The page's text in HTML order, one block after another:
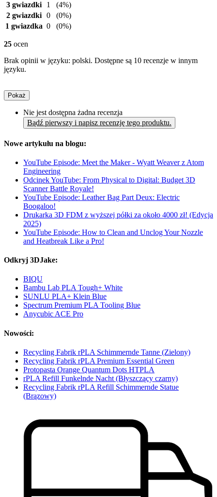
3 gwiazdki
1
(4%)
2 gwiazdki 0
(0%)
1 gwiazdka 0 (0%)
25 ocen
Brak opinii w języku: polski. Dostępne są 10 recenzje w innym
języku.
Pokaż
Nie jest dostępna żadna recenzja
Bądź pierwszy i napisz recenzję tego produktu.
Nowe artykułu na blogu:
YouTube Episode: Meet the Maker - Wyatt Weaver z Atom
Engineering
Odcinek YouTube: From Physical to Digital: Budget 3D
Scanner Battle Royale!
YouTube Episode: Leather Bag Part Deux: Electric
Boogaloo!
Drukarka 3D FDM z wyższej półki za około 4000 zł! (Edycja
2025)
YouTube Episode: How to Clean and Unclog Your Nozzle
and Heatbreak Like a Pro!
Odkryj 3DJake:
BIQU
Bambu Lab PLA Tough+ White
SUNLU PLA+ Klein Blue
Spectrum Premium PLA Tooling Blue
Anycubic ACE Pro
Nowości:
Recycling Fabrik rPLA Schimmernde Tanne (Zielony)
Recycling Fabrik rPLA Premium Essential Green
Protopasta Orange Quantum Dots HTPLA
rPLA Refill Funkelnde Nacht (Błyszczący czarny)
Recycling Fabrik rPLA Refill Schimmernde Statue
(Brązowy)